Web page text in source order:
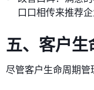
口口相传来推荐
五、客户
尽管客户生命周期管